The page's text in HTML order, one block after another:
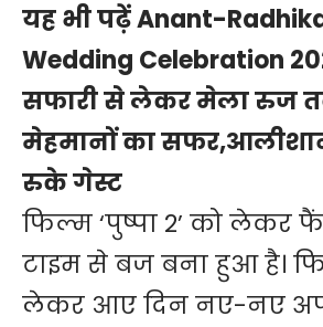
यह भी पढ़ेंAnant-
Wedding Celebration
सफारी से लेकर मेला रुज
मेहमानों का
रुके गेस्ट
फिल्म ‘पुष्पा 2’ को लेकर
टाइम से बज बना हुआ है।
लेकर आए दिन नए-नए